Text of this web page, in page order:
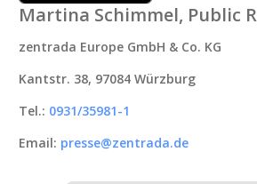
Martina Schimmel, Public
zentrada Europe GmbH & Co. KG
Kantstr. 38, 97084 Würzburg
Tel.: 0931/35981-1
Email: presse@zentrada.de